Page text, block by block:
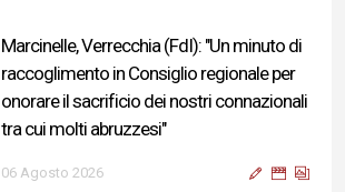
Marcinelle, Verrecchia (FdI): "Un minuto di
raccoglimento in Consiglio regionale per
onorare il sacrificio dei nostri connazionali
tra cui molti abruzzesi"
06 Agosto 2026